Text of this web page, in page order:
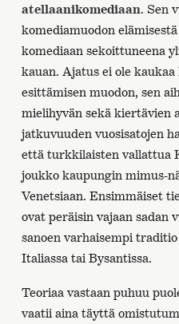
atellaanikomediaan. Sen
komediamuodon
komediaan sekoittuneena
kauan. Ajatus ei ole
esittämisen muodon, sen
mielihyvän sekä kiertävien
jatkuvuuden vuosisatojen
että turkkilaisten vallattua
joukko kaupungin mimus-
Venetsiaan. Ensimmäiset
ovat peräisin vajaan sadan
sanoen varhaisempi
Italiassa tai Bysantissa.
Teoriaa vastaan puhuu
vaatii aina täyttä